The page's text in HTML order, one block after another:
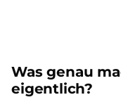
Was genau
eigentlich?